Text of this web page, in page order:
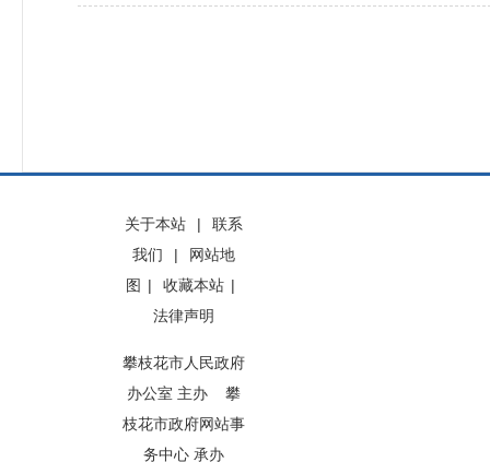
关于本站 |
联系
我们
|
网站地
图 | 收藏本站 |
法律声明
攀枝花市人民政府
办公室 主办 攀
枝花市政府网站事
务中心 承办